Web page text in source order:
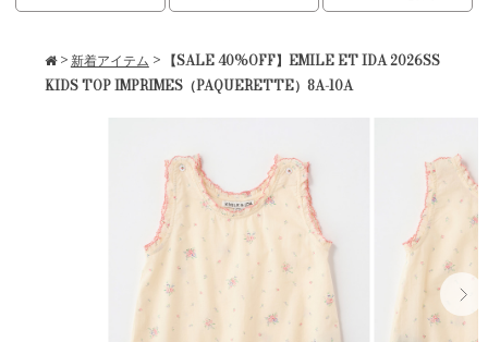
>新着アイテム > 【SALE 40%OFF】EMILE ET IDA 2026SS
KIDS TOP IMPRIMES（PAQUERETTE）8A-10A